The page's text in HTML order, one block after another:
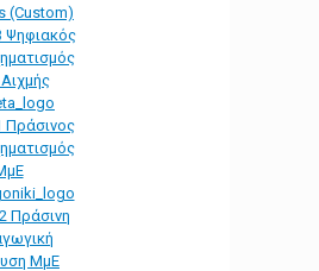
Ψηφιακός
Πράσινη
ΜμΕ